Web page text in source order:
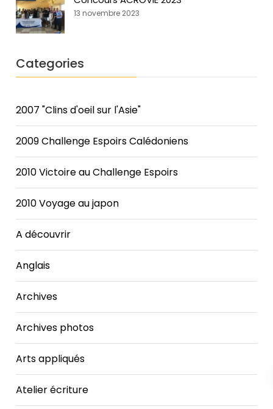
13 novembre 2023
Categories
2007 "Clins d'oeil sur l'Asie"
2009 Challenge Espoirs Calédoniens
2010 Victoire au Challenge Espoirs
2010 Voyage au japon
A découvrir
Anglais
Archives
Archives photos
Arts appliqués
Atelier écriture